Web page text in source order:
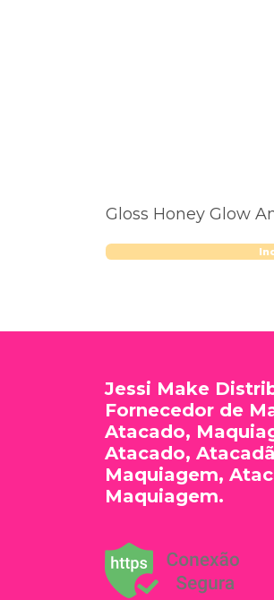
Gloss Honey Glow
Jessi Make
Fornecedor de
Atacado,
Atacado,
Maquiagem,
Maquiagem.